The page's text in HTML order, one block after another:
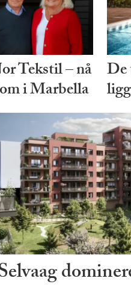
Tekstil – nå
i Marbella
De